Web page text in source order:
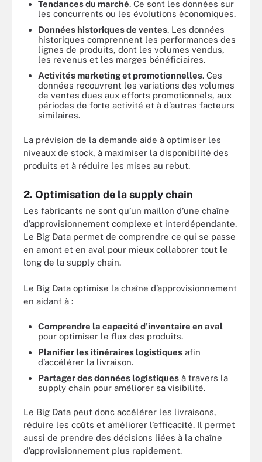
Tendances du marché. Ce sont les données sur
les concurrents ou les évolutions économiques.
Données historiques de ventes. Les données
historiques comprennent les performances des
lignes de produits, dont les volumes vendus,
les revenus et les marges bénéficiaires.
Activités marketing et promotionnelles. Ces
données recouvrent les variations des volumes
de ventes dues aux efforts promotionnels, aux
périodes de forte activité et à d’autres facteurs
similaires.
La prévision de la demande aide à optimiser les
niveaux de stock, à maximiser la disponibilité des
produits et à réduire les mises au rebut.
2. Optimisation de la supply chain
Les fabricants ne sont qu’un maillon d’une chaîne
d’approvisionnement complexe et interdépendante.
Le Big Data permet de comprendre ce qui se passe
en amont et en aval pour mieux collaborer tout le
long de la supply chain.
Le Big Data optimise la chaîne d’approvisionnement
en aidant à :
Comprendre la capacité d’inventaire en aval
pour optimiser le flux des produits.
Planifier les itinéraires logistiques afin
d’accélérer la livraison.
Partager des données logistiques à travers la
supply chain pour améliorer sa visibilité.
Le Big Data peut donc accélérer les livraisons,
réduire les coûts et améliorer l’efficacité. Il permet
aussi de prendre des décisions liées à la chaîne
d’approvisionnement plus rapidement.